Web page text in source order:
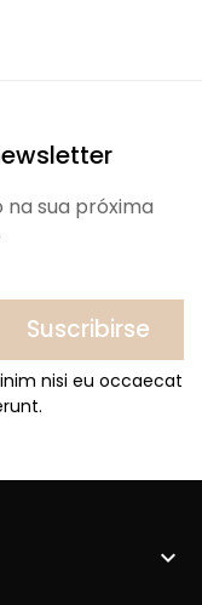
sua próxima
Suscribirse
nisi eu occaecat
